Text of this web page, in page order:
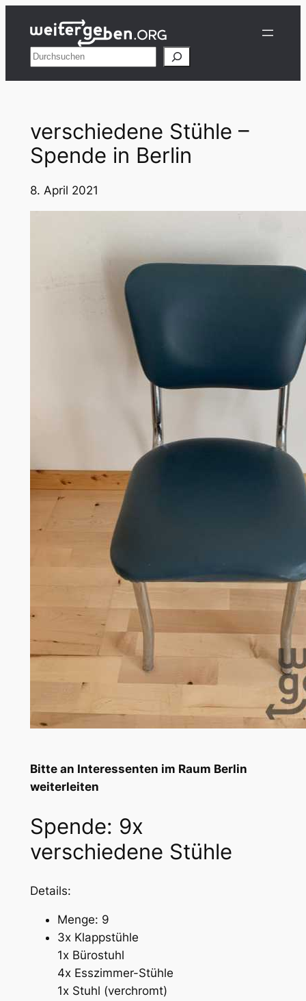
Inhalt
springenSuchen
verschiedene Stühle –
Spende in Berlin
8. April 2021
Bitte an Interessenten im Raum Berlin
weiterleiten
Spende: 9x
verschiedene Stühle
Details:
Menge: 9
3x Klappstühle
1x Bürostuhl
4x Esszimmer-Stühle
1x Stuhl (verchromt)